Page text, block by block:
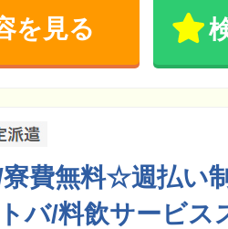
を見る
/寮費無料☆週払い
バ/料飲サービ